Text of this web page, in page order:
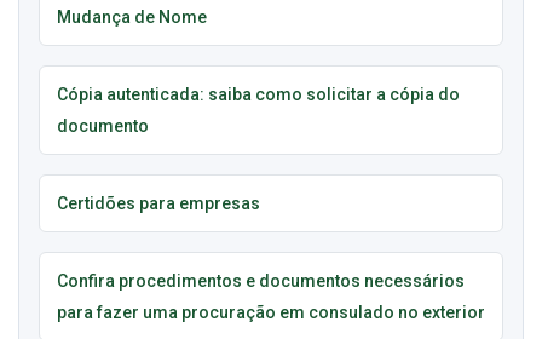
Mudança de Nome
Cópia autenticada: saiba como solicitar a cópia do
documento
Certidões para empresas
Confira procedimentos e documentos necessários
para fazer uma procuração em consulado no exterior